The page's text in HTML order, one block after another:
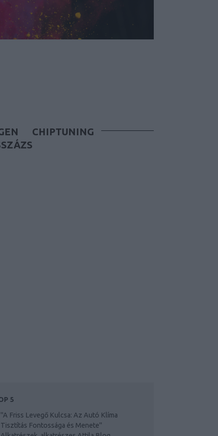
CHIPTUNING
5
"A Friss Levegő Kulcsa: Az Autó Klíma
Tisztítás Fontossága és Menete"